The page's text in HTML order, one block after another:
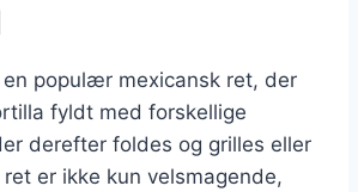
en populær mexicansk ret, der
fyldt med forskellige
derefter foldes og grilles eller
er ikke kun velsmagende,